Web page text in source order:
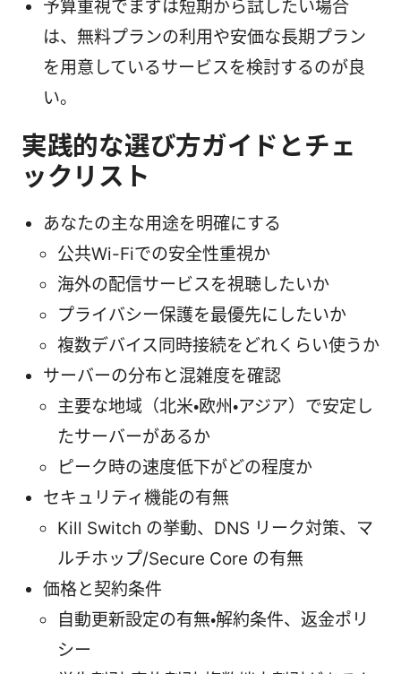
予算重視でまずは短期から試したい場合
は、無料プランの利用や安価な長期プラン
を用意しているサービスを検討するのが良
い。
実践的な選び方ガイドとチェ
ックリスト
あなたの主な用途を明確にする
公共Wi-Fiでの安全性重視か
海外の配信サービスを視聴したいか
プライバシー保護を最優先にしたいか
複数デバイス同時接続をどれくらい使うか
サーバーの分布と混雑度を確認
主要な地域（北米・欧州・アジア）で安定し
たサーバーがあるか
ピーク時の速度低下がどの程度か
セキュリティ機能の有無
Kill Switch の挙動、DNS リーク対策、マ
ルチホップ/Secure Core の有無
価格と契約条件
自動更新設定の有無・解約条件、返金ポリ
シー